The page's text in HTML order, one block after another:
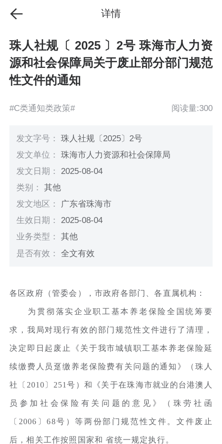
详情
珠人社规〔 2025 〕2号 珠海市人力资
源和社会保障局关于废止部分部门规范
性文件的通知
#C类通知类政策# 阅读量:300
发文字号：珠人社规〔2025〕2号
发文单位：珠海市人力资源和社会保障局
发文日期： 2025-08-04
类别：其他
发文地区： 广东省珠海市
生效日期： 2025-08-04
业务类型：其他
是否有效：全文有效
各区政府（管委会），市政府各部门、各直属机构：
为贯彻落实企业职工基本养老保险全国统筹要
求，我局对现行有效的部门规范性文件进行了清理，
决定即日起废止《关于我市城镇职工基本养老保险延
续缴费人员趸缴养老保险费有关问题的通知》（珠人
社〔2010〕251号）和《关于在珠海市就业的台港澳人
员参加社会保险有关问题的意见》（珠劳社函
〔2006〕68号）等两份部门规范性文件。文件废止
后，相关工作按照国家和 省统一规定执行。